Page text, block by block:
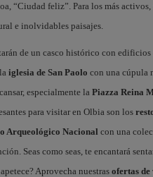
“Ciudad feliz”. Para los más activos,
e inolvidables paisajes.
de un casco histórico con edificios
iglesia de San Paolo con una cúpula
especialmente la Piazza Reina
para visitar en Olbia son los
Arqueológico Nacional con una
Seas como seas, te encantará
Aprovecha nuestrasofertas de